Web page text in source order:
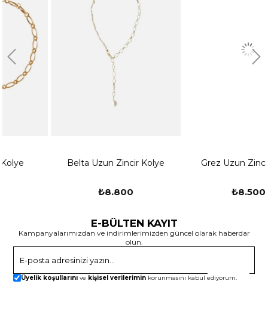
kullanmaktan kaçının.
Saklama: Kolyenizi kullanmadığınız zamanlarda, ayrı bir
mücevher kutusu veya takı çantasında saklamanızı tavsiye
ederiz. Bu, Kolyenizin çizilmesini veya hasar görmesini
önlemeye yardımcı olacaktır. Ayrıca, mücevherlerinizi diğer sert
cisimlerle temas ettirmemeye özen gösterin.
Bunların yanı sıra, Kolyenizi çıkarmadan önce yüzme, duş alma
Darbelere Karşı Dikkat: Kolyenizi sürtünme veya darbelerden
korumanız önemlidir. Egzersiz yaparken, ağır eşyalar taşırken
düşünebilirsiniz.Kendi atölyemizde ustalarımız tarafından
üretilmekte ve kalite standartlarına uygun olarak el işçiliği ile
Belta Uzun Zincir Kolye Grez Uzun Zincir Kolye
E-BÜLTEN KAYIT
Kampanyalarımızdan ve indirimlerimizden güncel olarak haberdar
olun.
Üyelik koşullarını ve kişisel verilerimin korunmasını kabul ediyorum.